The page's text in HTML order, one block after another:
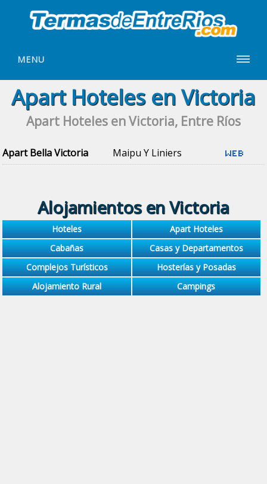
MENU
Apart Hoteles en Victoria
Apart Hoteles en Victoria, Entre Ríos
Apart Bella Victoria Maipu Y Liniers
Alojamientos en Victoria
Hoteles
Apart Hoteles
Cabañas
Casas y Departamentos
Complejos Turísticos
Hosterías y Posadas
Alojamiento Rural
Campings